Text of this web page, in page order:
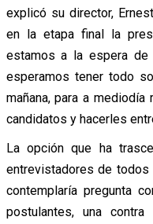
explicó su director,
en la etapa final la
estamos a la espera
esperamos tener todo
mañana, para a
candidatos y hacerles
La opción que ha
entrevistadores de todos
contemplaría pregunta
postulantes, una